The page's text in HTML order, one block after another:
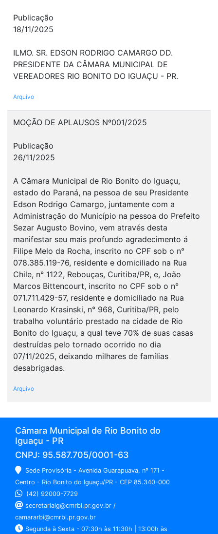
Publicação
18/11/2025
ILMO. SR. EDSON RODRIGO CAMARGO DD.
PRESIDENTE DA CÂMARA MUNICIPAL DE
VEREADORES RIO BONITO DO IGUAÇU - PR.
Arquivo
MOÇÃO DE APLAUSOS Nº001/2025
Publicação
26/11/2025
A Câmara Municipal de Rio Bonito do Iguaçu,
estado do Paraná, na pessoa de seu Presidente
Edson Rodrigo Camargo, juntamente com a
Administração do Município na pessoa do Prefeito
Sezar Augusto Bovino, vem através desta
manifestar seu mais profundo agradecimento á
Filipe Melo da Rocha, inscrito no CPF sob o n°
078.385.119-76, residente e domiciliado na Rua
Chile, n° 1122, Rebouças, Curitiba/PR, e, João
Marcos Bittencourt, inscrito no CPF sob o n°
071.711.429-57, residente e domiciliado na Rua
Leonardo Krasinski, n° 968, Curitiba/PR, pelo
trabalho voluntário prestado na cidade de Rio
Bonito do Iguaçu, a qual teve 70% de suas casas
destruídas pelo tornado ocorrido no dia
07/11/2025, deixando milhares de famílias
desabrigadas.
Arquivo
Câmara Municipal de Rio Bonito do
Iguaçu - PR
CNPJ: 95.587.705/0001-63
Sede Provisória - Avenida Guarapuava, nº 171 -
Centro - Rio Bonito do Iguaçu/PR - CEP 85.340-000
(42) 92000-7729
secretarialg@cmrbi.pr.gov.br /
camararbi@cmrbi.pr.gov.br
Segunda à Sexta - 07:30h às 11:30h | 13:00h às